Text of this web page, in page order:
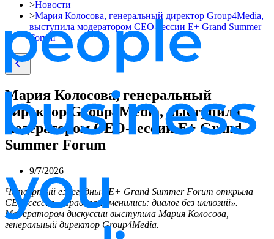
>Новости
>Мария Колосова, генеральный директор Group4Media,
выступила модератором CEO-сессии E+ Grand Summer
Forum
Мария Колосова, генеральный
директор Group4Media, выступила
модератором CEO-сессии E+ Grand
Summer Forum
9/7/2026
Четвертый ежегодный E+ Grand Summer Forum открыла
CEO-сессия «Правила изменились: диалог без иллюзий».
Модератором дискуссии выступила Мария Колосова,
генеральный директор Group4Media.